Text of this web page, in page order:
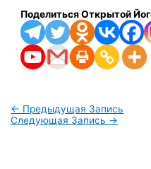
Поделиться Открытой
← Предыдущая Запись
Следующая Запись →